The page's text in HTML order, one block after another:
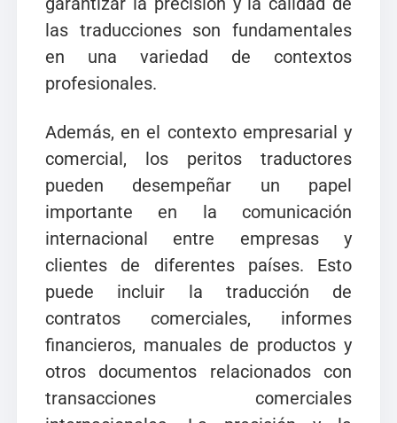
las traducciones son fundamentales
en una variedad de contextos
profesionales.
Además, en el contexto empresarial y
comercial, los peritos traductores
pueden desempeñar un papel
importante en la comunicación
internacional entre empresas y
clientes de diferentes países. Esto
puede incluir la traducción de
contratos comerciales, informes
financieros, manuales de productos y
otros documentos relacionados con
transacciones comerciales